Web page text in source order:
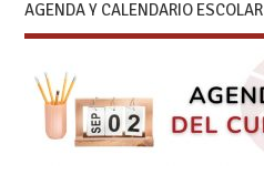
AGENDA Y CALENDARIO ESCOLAR